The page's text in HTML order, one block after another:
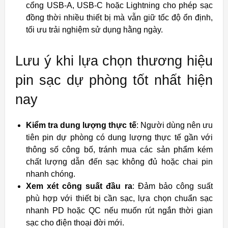
cổng USB-A, USB-C hoặc Lightning cho phép sạc
đồng thời nhiều thiết bị mà vẫn giữ tốc độ ổn định,
tối ưu trải nghiệm sử dụng hằng ngày.
Lưu ý khi lựa chọn thương hiệu
pin sạc dự phòng tốt nhất hiện
nay
Kiểm tra dung lượng thực tế: Người dùng nên ưu
tiên pin dự phòng có dung lượng thực tế gần với
thông số công bố, tránh mua các sản phẩm kém
chất lượng dẫn đến sạc không đủ hoặc chai pin
nhanh chóng.
Xem xét công suất đầu ra: Đảm bảo công suất
phù hợp với thiết bị cần sạc, lựa chọn chuẩn sạc
nhanh PD hoặc QC nếu muốn rút ngắn thời gian
sạc cho điện thoại đời mới.